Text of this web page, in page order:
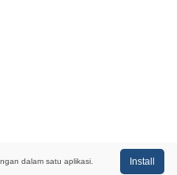
dalam satu aplikasi. Install